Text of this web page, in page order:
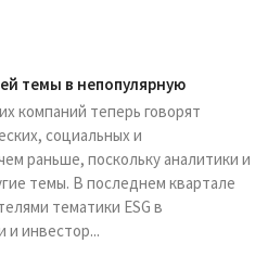
темы в непопулярную
компаний теперь говорят
социальных и
раньше, поскольку аналитики и
темы. В последнем квартале
тематики ESG в
и инвестор...